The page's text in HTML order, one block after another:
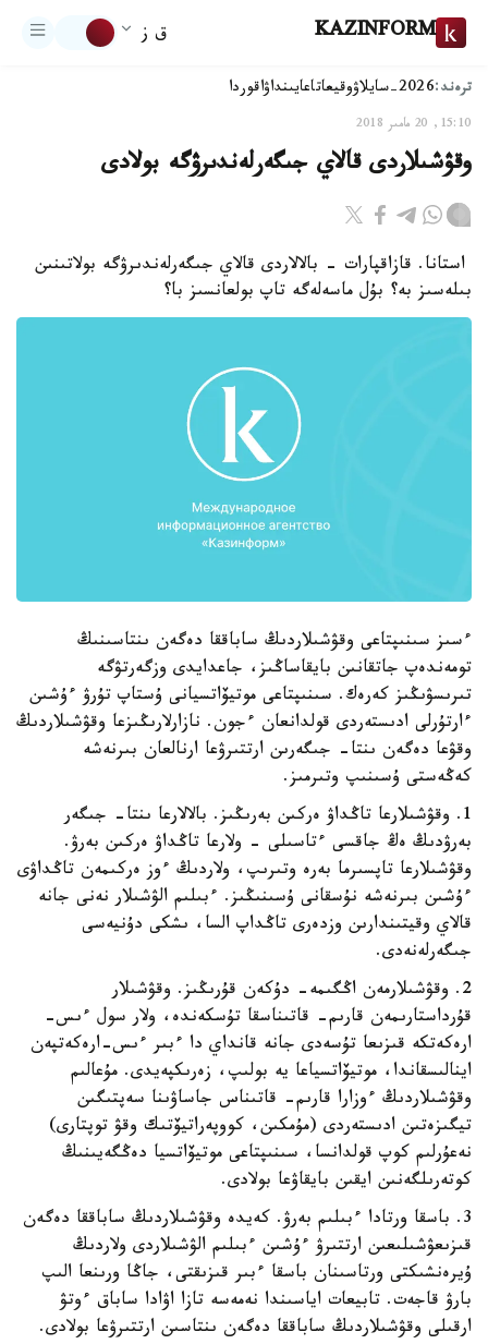
KAZINFORM ق ز
ترەند:2026-سايلاۋ وقيعاتاعايىنداۋاقوردا
15:10, 20 مامىر 2018
وقۋشىلاردى قالاي جىگەرلەندىرۋگە بولادى
استانا. قازاقپارات - بالالاردى قالاي جىگەرلەندىرۋگە بولاتىنىن
بىلەسىز بە؟ بۇل ماسەلەگە تاپ بولعانسىز با؟
ءسىز سىنىپتاعى وقۋشىلاردىڭ ساباققا دەگەن ىنتاسىنىڭ
تومەندەپ جاتقانىن بايقاساڭىز، جاعدايدى وزگەرتۋگە
تىرىسۋىڭىز كەرەك. سىنىپتاعى موتيۆاتسيانى ۇستاپ تۇرۋ ءۇشىن
ءارتۇرلى ادىستەردى قولدانعان ءجون. نازارلارىڭىزعا وقۋشىلاردىڭ
وقۋعا دەگەن ىنتا- جىگەرىن ارتتىرۋعا ارنالعان بىرنەشە
كەڭەستى ۇسىنىپ وتىرمىز.
1. وقۋشىلارعا تاڭداۋ ەركىن بەرىڭىز. بالالارعا ىنتا- جىگەر
بەرۋدىڭ ەڭ جاقسى ءتاسىلى - ولارعا تاڭداۋ ەركىن بەرۋ.
وقۋشىلارعا تاپسىرما بەرە وتىرىپ، ولاردىڭ ءوز ەركىمەن تاڭداۋى
ءۇشىن بىرنەشە نۇسقانى ۇسىنىڭىز. ءبىلىم الۋشىلار نەنى جانە
قالاي وقيتىندارىن وزدەرى تاڭداپ السا، ىشكى دۇنيەسى
جىگەرلەنەدى.
2. وقۋشىلارمەن اڭگىمە- دۇكەن قۇرىڭىز. وقۋشىلار
قۇرداستارىمەن قارىم- قاتىناسقا تۇسكەندە، ولار سول ءىس-
ارەكەتكە قىزىعا تۇسەدى جانە قانداي دا ءبىر ءىس-ارەكەتپەن
اينالىسقاندا، موتيۆاتسياعا يە بولىپ، زەرىكپەيدى. مۇعالىم
وقۋشىلاردىڭ ءوزارا قارىم- قاتىناس جاساۋىنا سەپتىگىن
تيگىزەتىن ادىستەردى (مۇمكىن، كووپەراتيۆتىك وقۋ توپتارى)
نەعۇرلىم كوپ قولدانسا، سىنىپتاعى موتيۆاتسيا دەڭگەيىنىڭ
كوتەرىلگەنىن ايقىن بايقاۋعا بولادى.
3. باسقا ورتادا ءبىلىم بەرۋ. كەيدە وقۋشىلاردىڭ ساباققا دەگەن
قىزىعۋشىلىعىن ارتتىرۋ ءۇشىن ءبىلىم الۋشىلاردى ولاردىڭ
ۇيرەنشىكتى ورتاسىنان باسقا ءبىر قىزىقتى، جاڭا ورىنعا الىپ
بارۋ قاجەت. تابيعات اياسىندا نەمەسە تازا اۋادا ساباق ءوتۋ
ارقىلى وقۋشىلاردىڭ ساباققا دەگەن ىنتاسىن ارتتىرۋعا بولادى.